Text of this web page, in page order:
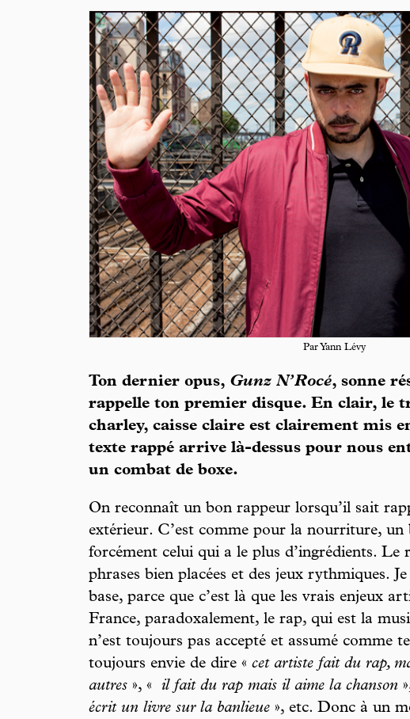
Par Yann Lévy
Ton dernier opus, Gunz N’Rocé, sonne
rappelle ton premier disque. En clair, le
charley, caisse claire est clairement mis
texte rappé arrive là-dessus pour nous
un combat de boxe.
On reconnaît un bon rappeur lorsqu’il sait
extérieur. C’est comme pour la nourriture, un
forcément celui qui a le plus d’ingrédients. Le
phrases bien placées et des jeux rythmiques.
base, parce que c’est là que les vrais enjeux
France, paradoxalement, le rap, qui est la
n’est toujours pas accepté et assumé comme
toujours envie de dire « cet artiste fait du rap,
autres », « il fait du rap mais il aime la chanson
écrit un livre sur la banlieue », etc. Donc à un